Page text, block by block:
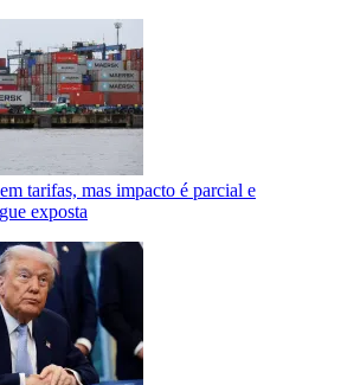
tarifas, mas impacto é parcial e
exposta